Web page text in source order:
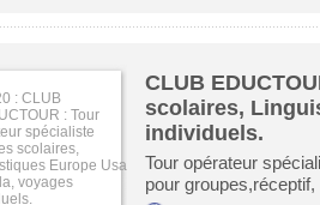
CLUB
scolaires,
individuels.
Tour opérateur
pour